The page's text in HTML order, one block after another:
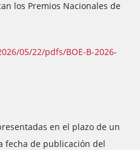
los Premios Nacionales de
05/22/pdfs/BOE-B-2026-
en el plazo de un
fecha de publicación del